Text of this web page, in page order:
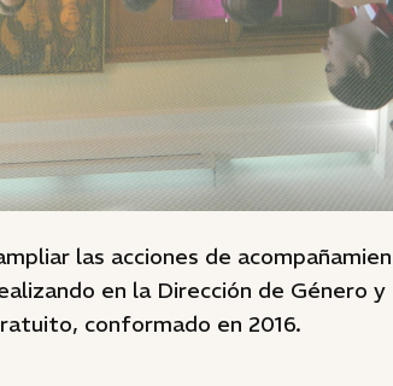
las acciones de
en la Dirección de Género y
conformado en 2016.